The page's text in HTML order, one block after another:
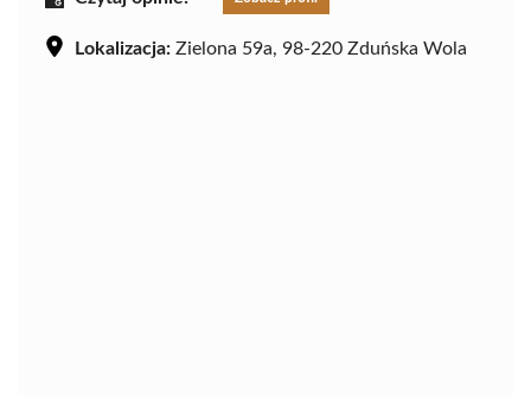
Lokalizacja: Zielona 59a, 98-220 Zduńska Wola